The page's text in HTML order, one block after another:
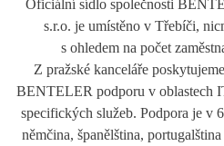
Oficiální sídlo společnosti
s.r.o. je umístěno v Třebíči,
s ohledem na počet
Z pražské kanceláře
BENTELER podporu v oblastech
specifických služeb. Podpora je v
němčina, španělština,